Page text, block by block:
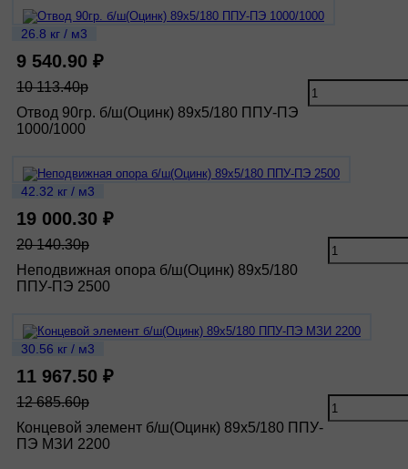
26.8 кг / м3
9 540.90 ₽
10 113.40р
Отвод 90гр. б/ш(Оцинк) 89х5/180 ППУ-ПЭ
1000/1000
42.32 кг / м3
19 000.30 ₽
20 140.30р
Неподвижная опора б/ш(Оцинк) 89х5/180
ППУ-ПЭ 2500
30.56 кг / м3
11 967.50 ₽
12 685.60р
Концевой элемент б/ш(Оцинк) 89х5/180 ППУ-
ПЭ МЗИ 2200